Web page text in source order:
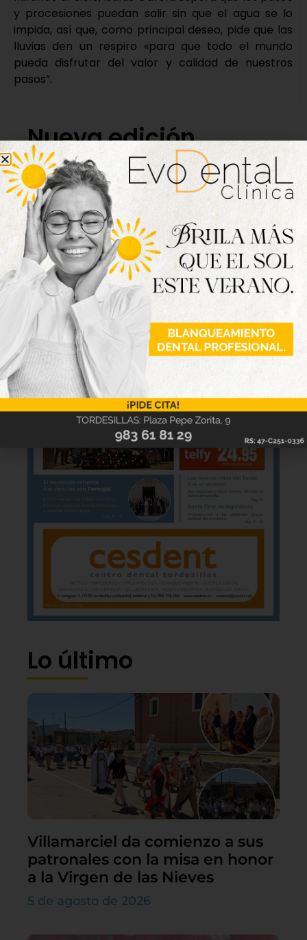
y procesiones puedan salir sin que el agua se lo
impida, así que, como principal deseo, pide que las
lluvias den un respiro «para que todo el mundo
pueda disfrutar del valor y calidad de nuestros
pasos”.
Nueva edición
disponible
Hazte ya con la trigésimo séptima edición de
la revista Tordesillas al día. Haz clic sobre la
imagen para verla online.
Lo último
Villamarciel da comienzo a sus
patronales con la misa en honor
a la Virgen de las Nieves
5 de agosto de 2026